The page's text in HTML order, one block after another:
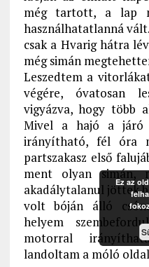
még tartott, a lap
használhatatlanná
csak a Hvarig hátra
még simán
Leszedtem a
végére, óvatosan
vigyázva, hogy több
Mivel a hajó a járó
irányítható, fél óra
partszakasz első
ment olyan simán,
akadálytalanul jöttek
volt bóján álló
helyem
motorral
landoltam a móló
Ez az